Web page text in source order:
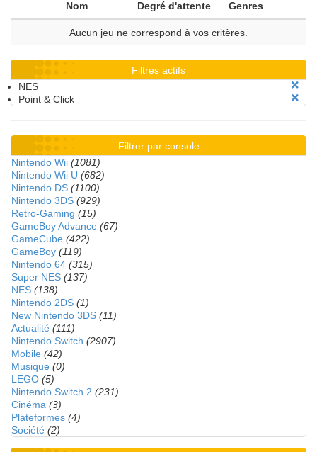
Nom Degré d'attente Genres
Aucun jeu ne correspond à vos critères.
Filtres actifs
NES
Point & Click
Filtrer par console
Nintendo Wii (1081)
Nintendo Wii U (682)
Nintendo DS (1100)
Nintendo 3DS (929)
Retro-Gaming (15)
GameBoy Advance (67)
GameCube (422)
GameBoy (119)
Nintendo 64 (315)
Super NES (137)
NES (138)
Nintendo 2DS (1)
New Nintendo 3DS (11)
Actualité (111)
Nintendo Switch (2907)
Mobile (42)
Musique (0)
LEGO (5)
Nintendo Switch 2 (231)
Cinéma (3)
Plateformes (4)
Société (2)